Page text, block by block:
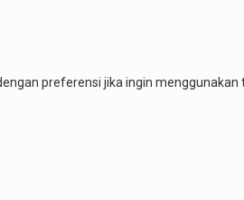
preferensi jika ingin